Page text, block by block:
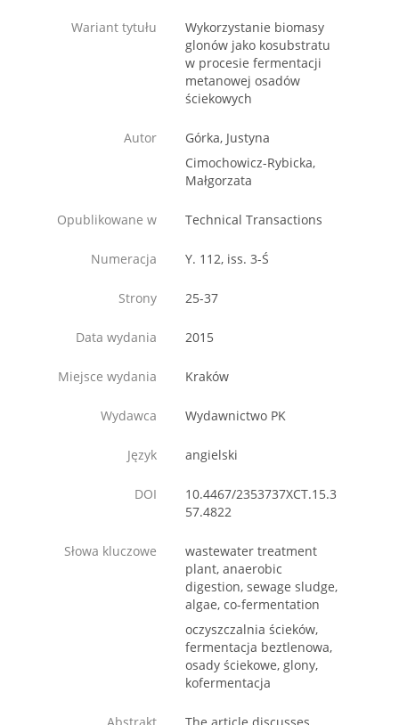
Wariant tytułu
Wykorzystanie biomasy
glonów jako kosubstratu
w procesie fermentacji
metanowej osadów
ściekowych
Autor
Górka, Justyna
Cimochowicz-Rybicka,
Małgorzata
Opublikowane w Technical Transactions
Numeracja Y. 112, iss. 3-Ś
Strony 25-37
Data wydania 2015
Miejsce wydania Kraków
Wydawca Wydawnictwo PK
Język angielski
DOI
10.4467/2353737XCT.15.3
57.4822
Słowa kluczowe
wastewater treatment
plant, anaerobic
digestion, sewage sludge,
algae, co-fermentation
oczyszczalnia ścieków,
fermentacja beztlenowa,
osady ściekowe, glony,
kofermentacja